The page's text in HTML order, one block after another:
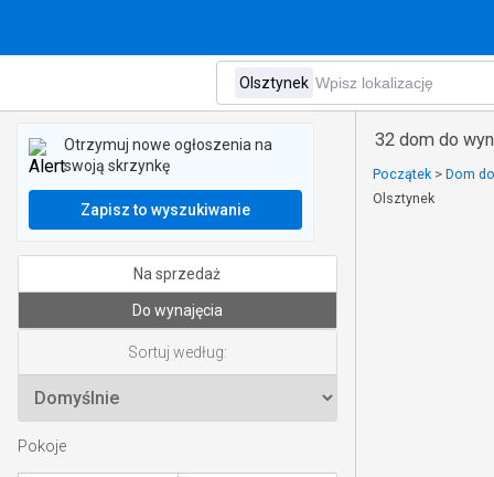
32 dom do
Początek > Dom
Olsztynek
Otrzymuj nowe ogłoszenia na
swoją skrzynkę
Zapisz to wyszukiwanie
Na sprzedaż
Do wynajęcia
Sortuj według:
Pokoje